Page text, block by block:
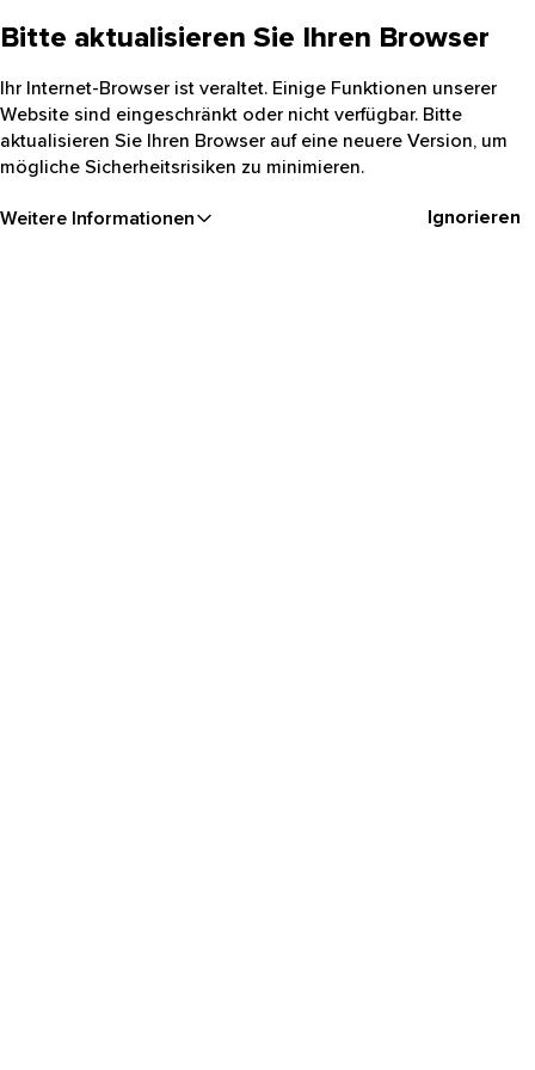
Bitte aktualisieren Sie Ihren Browser
Ihr Internet-Browser ist veraltet. Einige Funktionen unserer
Website sind eingeschränkt oder nicht verfügbar. Bitte
aktualisieren Sie Ihren Browser auf eine neuere Version, um
mögliche Sicherheitsrisiken zu minimieren.
Weitere Informationen Ignorieren